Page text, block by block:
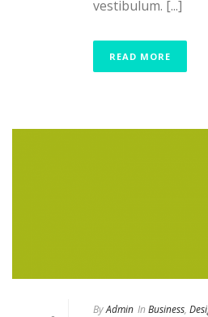
vestibulum. [...]
READ MORE
ByAdmin In Business,